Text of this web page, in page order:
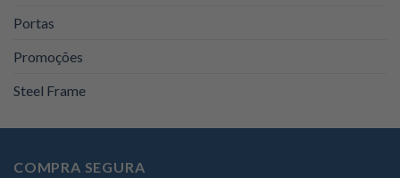
Portas
Promoções
Steel Frame
COMPRA SEGURA